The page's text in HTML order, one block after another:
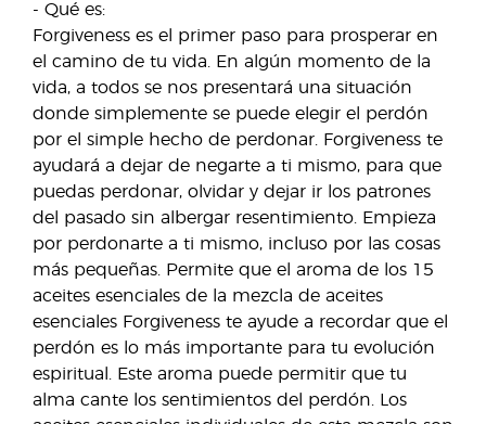
- Qué es:
Forgiveness es el primer paso para prosperar en
el camino de tu vida. En algún momento de la
vida, a todos se nos presentará una situación
donde simplemente se puede elegir el perdón
por el simple hecho de perdonar. Forgiveness te
ayudará a dejar de negarte a ti mismo, para que
puedas perdonar, olvidar y dejar ir los patrones
del pasado sin albergar resentimiento. Empieza
por perdonarte a ti mismo, incluso por las cosas
más pequeñas. Permite que el aroma de los 15
aceites esenciales de la mezcla de aceites
esenciales Forgiveness te ayude a recordar que el
perdón es lo más importante para tu evolución
espiritual. Este aroma puede permitir que tu
alma cante los sentimientos del perdón. Los